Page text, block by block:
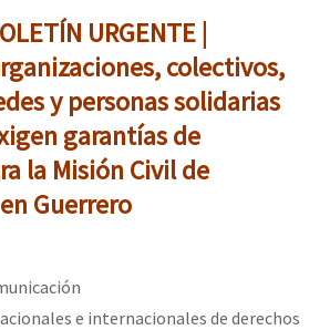
URGENTE |
colectivos,
y personas solidarias
garantías de
la Misión Civil de
Guerrero
e internacionales de derechos